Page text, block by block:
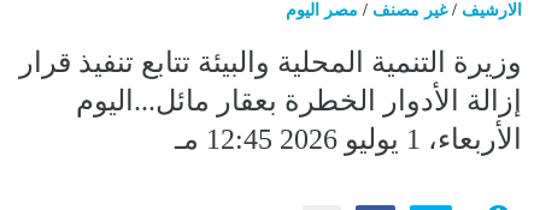
الارشيف /غير مصنف / مصر اليوم
وزيرة التنمية المحلية والبيئة تتابع تنفيذ قرار
إزالة الأدوار الخطرة بعقار مائل...اليوم
الأربعاء، 1 يوليو 2026 12:45 مـ